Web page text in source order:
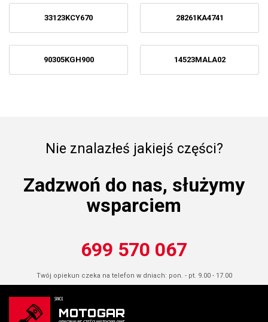
33123KCY670 28261KA4741
90305KGH900 14523MALA02
Nie znalazłeś jakiejś części?
Zadzwoń do nas, służymy
wsparciem
699 570 067
Twój opiekun czeka na telefon w dniach: pon. - pt. 9.00 - 17.00